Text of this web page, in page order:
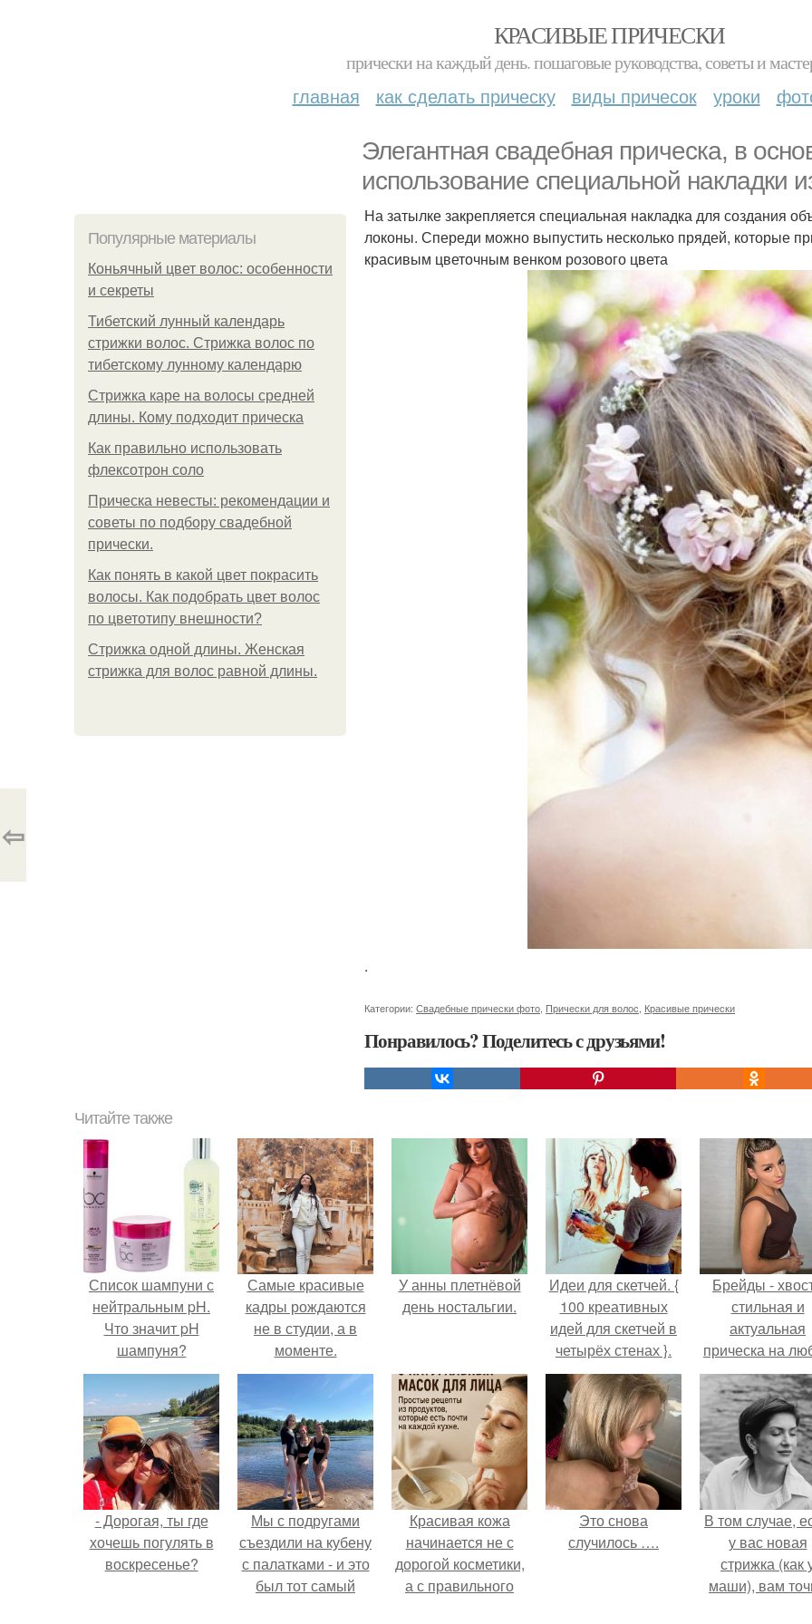
КРАСИВЫЕ ПРИЧЕСКИ
прически на каждый день. пошаговые руководства, советы и
главная как сделать прическу виды причесок уроки
Элегантная свадебная прическа, в
использование специальной накладки
Популярные материалы
Коньячный цвет волос: особенности
и секреты
Тибетский лунный календарь
стрижки волос. Стрижка волос по
тибетскому лунному календарю
Стрижка каре на волосы средней
длины. Кому подходит прическа
Как правильно использовать
флексотрон соло
Прическа невесты: рекомендации и
советы по подбору свадебной
прически.
Как понять в какой цвет покрасить
волосы. Как подобрать цвет волос
по цветотипу внешности?
Стрижка одной длины. Женская
стрижка для волос равной длины.
На затылке закрепляется специальная накладка для создания
локоны. Спереди можно выпустить несколько прядей, которые
красивым цветочным венком розового цвета
.
Категории: Свадебные прически фото Прически для волос Красивые прически
Понравилось? Поделитесь с друзьями!
⇦
Читайте также
Список шампуни с
нейтральным pH.
Что значит pH
шампуня?
Самые красивые
кадры рождаются
не в студии, а в
моменте.
У анны плетнёвой
день ностальгии.
Идеи для скетчей. {
100 креативных
идей для скетчей в
четырёх стенах }.
Брейды -
стильная и
актуальная
прическа на
случай.
- Дорогая, ты где
хочешь погулять в
воскресенье?
Мы с подругами
съездили на кубену
с палатками - и это
был тот самый
Красивая кожа
начинается не с
дорогой косметики,
а с правильного
Это снова
случилось ….
В том случае,
у вас новая
стрижка (как
маши), вам